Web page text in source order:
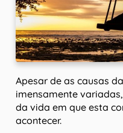
Apesar de as causas
imensamente
da vida em que esta
acontecer.